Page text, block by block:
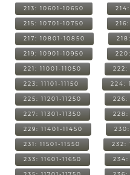
213: 10601-10650
215: 10701-10750
217: 10801-10850
219: 10901-10950
221: 11001-11050 222:
223: 11101-11150 224:
225: 11201-11250 226:
227: 11301-11350 228:
229: 11401-11450 230:
231: 11501-11550 232:
233: 11601-11650 234: